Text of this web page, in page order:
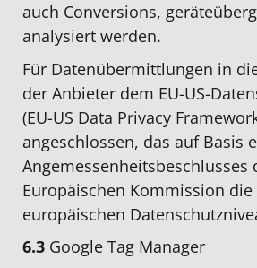
auch Conversions,
analysiert werden.
Für Datenübermittlungen in
der Anbieter dem EU-US-
(EU-US Data Privacy
angeschlossen, das auf Basis
Angemessenheitsbeschlusses
Europäischen Kommission
europäischen
6.3 Google Tag Manager